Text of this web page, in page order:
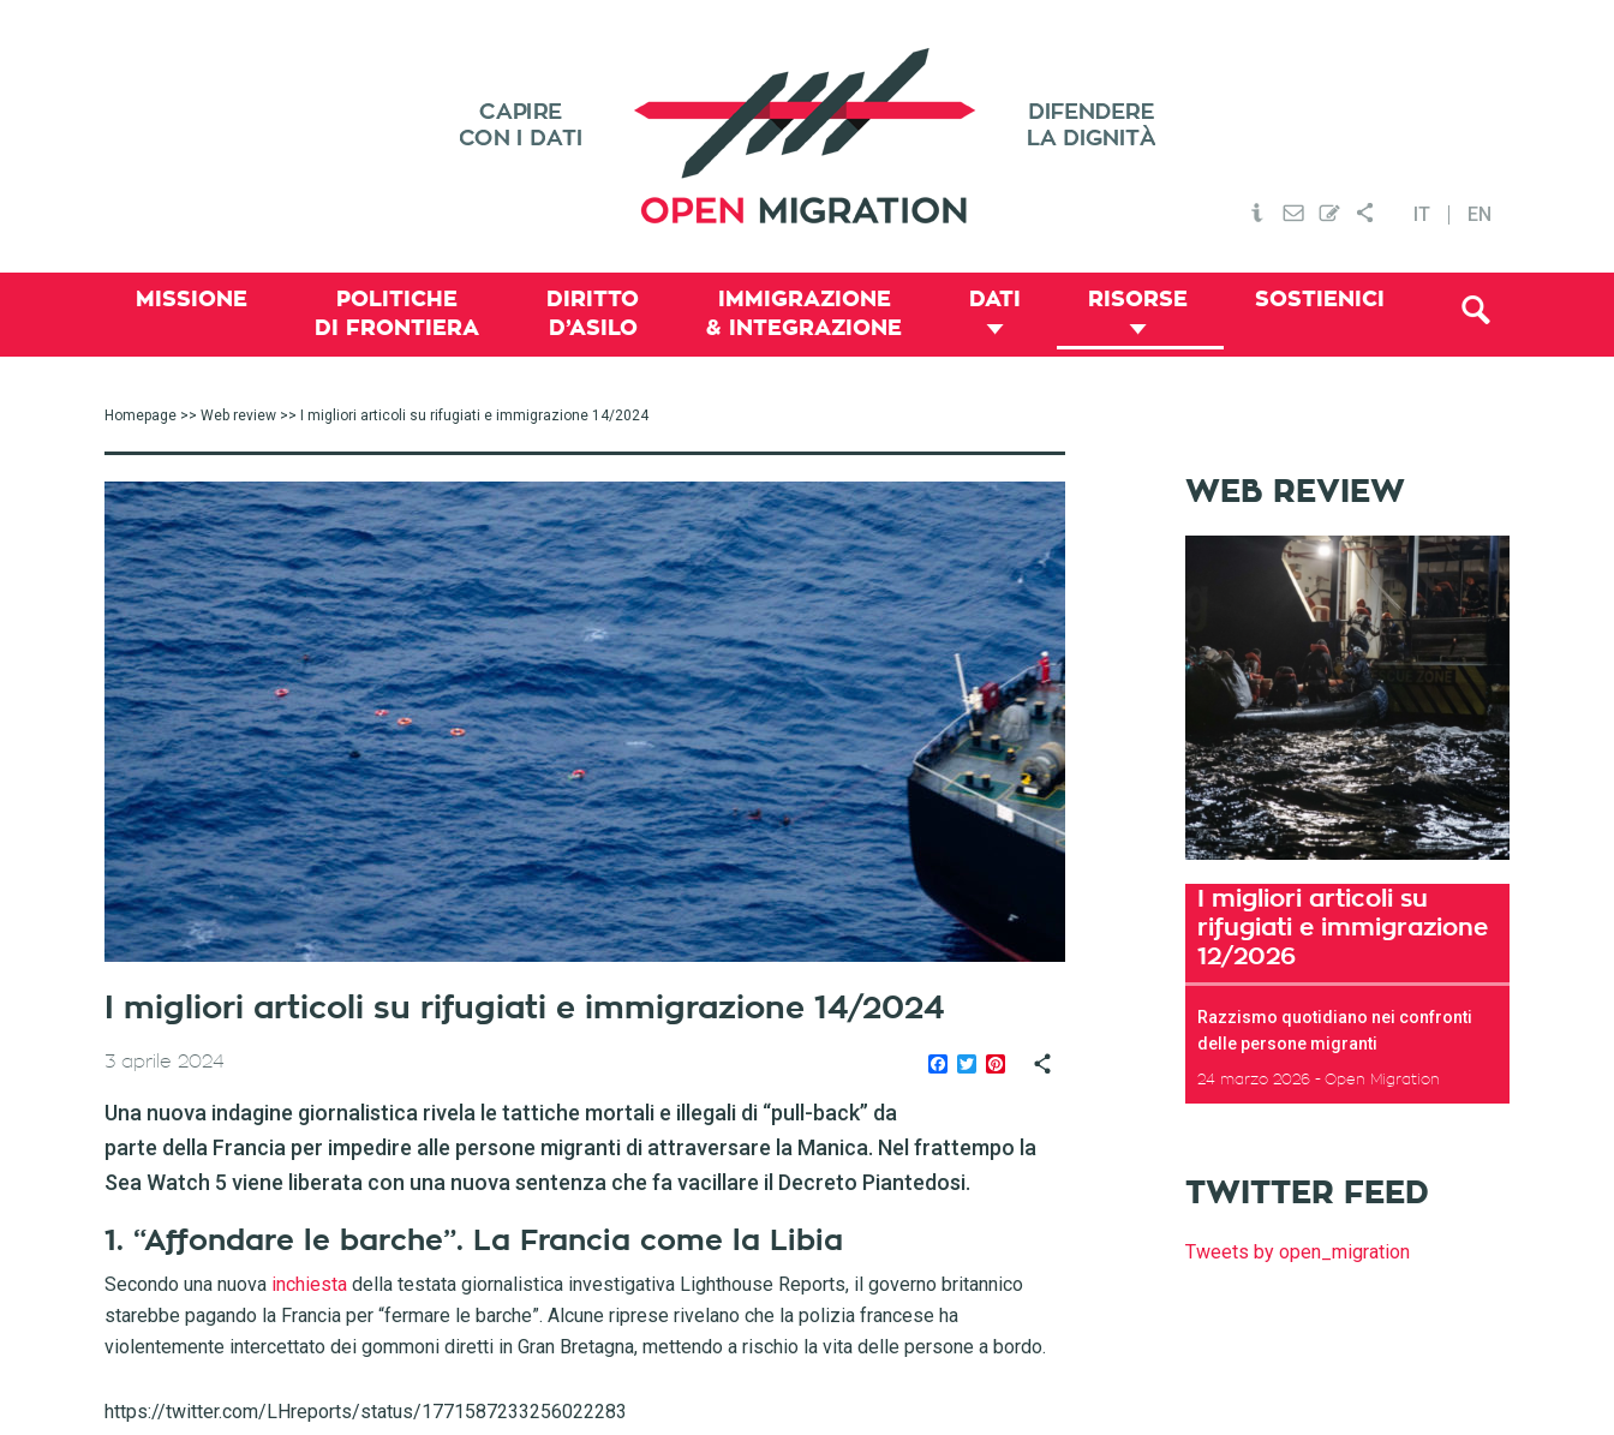
IT EN
MISSIONE
POLITICHE
DI FRONTIERA
DIRITTO
D’ASILO
IMMIGRAZIONE
& INTEGRAZIONE
DATI RISORSE SOSTIENICI
Homepage >> Web review >> I migliori articoli su rifugiati e immigrazione 14/2024
I migliori articoli su rifugiati e immigrazione 14/2024
Facebook
TwitterPinterest
3 aprile 2024
Una nuova indagine giornalistica rivela le tattiche mortali e illegali di “pull-back” da
parte della Francia per impedire alle persone migranti di attraversare la Manica. Nel frattempo la
Sea Watch 5 viene liberata con una nuova sentenza che fa vacillare il Decreto Piantedosi.
1. “Affondare le barche”. La Francia come la Libia
Secondo una nuova inchiesta della testata giornalistica investigativa Lighthouse Reports, il governo britannico
starebbe pagando la Francia per “fermare le barche”. Alcune riprese rivelano che la polizia francese ha
violentemente intercettato dei gommoni diretti in Gran Bretagna, mettendo a rischio la vita delle persone a bordo.
https://twitter.com/LHreports/status/1771587233256022283
WEB REVIEW
I migliori articoli su
rifugiati e immigrazione
12/2026
Razzismo quotidiano nei confronti
delle persone migranti
24 marzo 2026 Open Migration
TWITTER FEED
Tweets by open_migration